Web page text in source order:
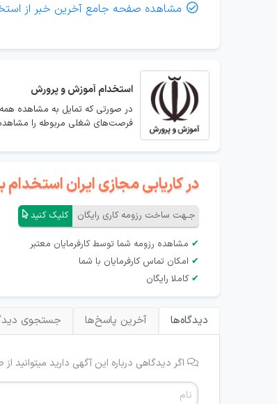
 مشاهده صفحه جامع آخرین خبر از
استخدامآموزش و پرورش
در صورتی که تمایل به مشاهده
فرصت‌های شغلی مربوطه را مشاهده
در کاریابی مجازی ایران
جـهت ساخت رزومه کاری رایگان کلیک کنید
✔ مشاهده رزومه شما توسط کارفرمایان معتبر
✔ امکان تماس کارفرمایان با شما
✔ کاملا رایگان
دیدگاه‌ها آخرین پاسخ‌ها جستجوی
اگر دیدگاهی درباره این آگهی دارید میتوانید